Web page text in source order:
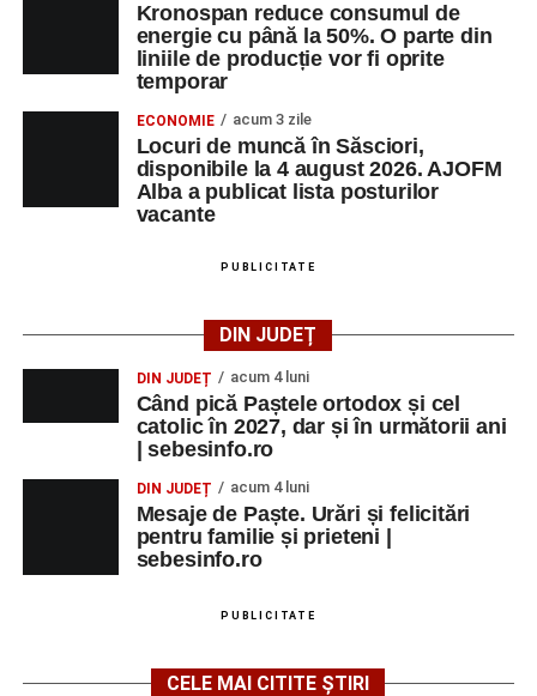
Ultimele știri din Sebeș
Primăria Sebeș a decis să reducă intensitatea
iluminatului public pe timpul nopții, în contextul
apelului la economii al Guvernului Bolojan
Duminică, 23 august 2026, Râpa Roșie găzduiește
cea de-a III-a ediție a concursului „CicloAventurier
Primul concert din cadrul String Symphonic Camp
Kronospan reduce consumul de
energie cu până la 50%. O parte din
liniile de producție vor fi oprite
temporar
ECONOMIE acum 3 zile
Locuri de muncă în Săsciori,
disponibile la 4 august 2026. AJOFM
Alba a publicat lista posturilor
vacante
PUBLICITATE
DIN JUDEȚ
DIN JUDEȚ acum 4 luni
Când pică Paștele ortodox și cel
catolic în 2027, dar și în următorii ani
| sebesinfo.ro
DIN JUDEȚ acum 4 luni
Mesaje de Paște. Urări și felicitări
pentru familie și prieteni |
sebesinfo.ro
PUBLICITATE
CELE MAI CITITE ȘTIRI